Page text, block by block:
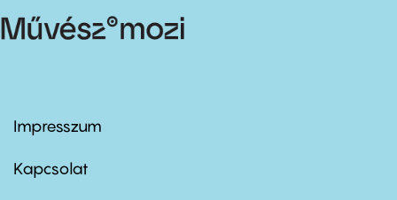
Footer
first
Impresszum
Kapcsolat